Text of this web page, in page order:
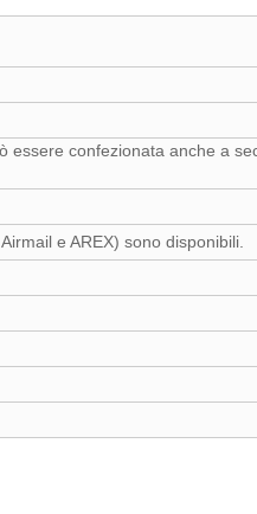
essere confezionata anche a
e AREX) sono disponibili.